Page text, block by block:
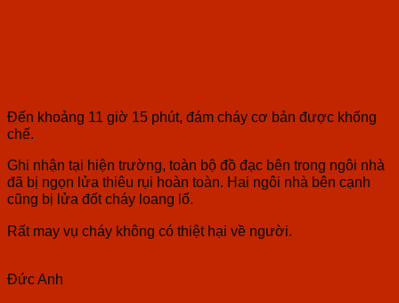
Đến khoảng 11 giờ 15 phút, đám cháy cơ bản được khống
chế.
Ghi nhận tại hiện trường, toàn bộ đồ đạc bên trong ngôi nhà
đã bị ngọn lửa thiêu rụi hoàn toàn. Hai ngôi nhà bên cạnh
cũng bị lửa đốt cháy loang lổ.
Rất may vụ cháy không có thiệt hại về người.
Đức Anh